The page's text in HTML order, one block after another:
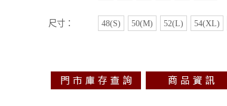
尺寸： 48(S) 50(M) 52(L) 54(XL)